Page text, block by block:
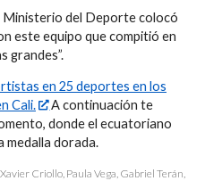
Ministerio del Deporte colocó
este equipo que compitió en
grandes”.
en 25 deportes en los
Cali.
A continuación te
donde el ecuatoriano
medalla dorada.
Criollo, Paula Vega, Gabriel Terán,